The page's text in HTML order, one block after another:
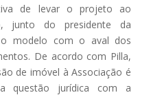
de levar o projeto ao
junto do presidente da
o modelo com o aval dos
De acordo com Pilla,
de imóvel à Associação é
questão jurídica com a